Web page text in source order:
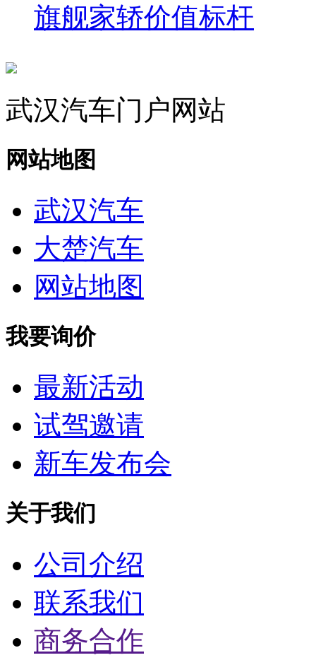
旗舰家轿价值标杆
武汉汽车门户网站
网站地图
武汉汽车
大楚汽车
网站地图
我要询价
最新活动
试驾邀请
新车发布会
关于我们
公司介绍
联系我们
商务合作